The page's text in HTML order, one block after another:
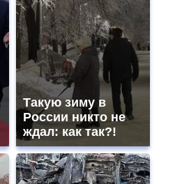
Такую зиму в
России никто не
ждал: как так?!